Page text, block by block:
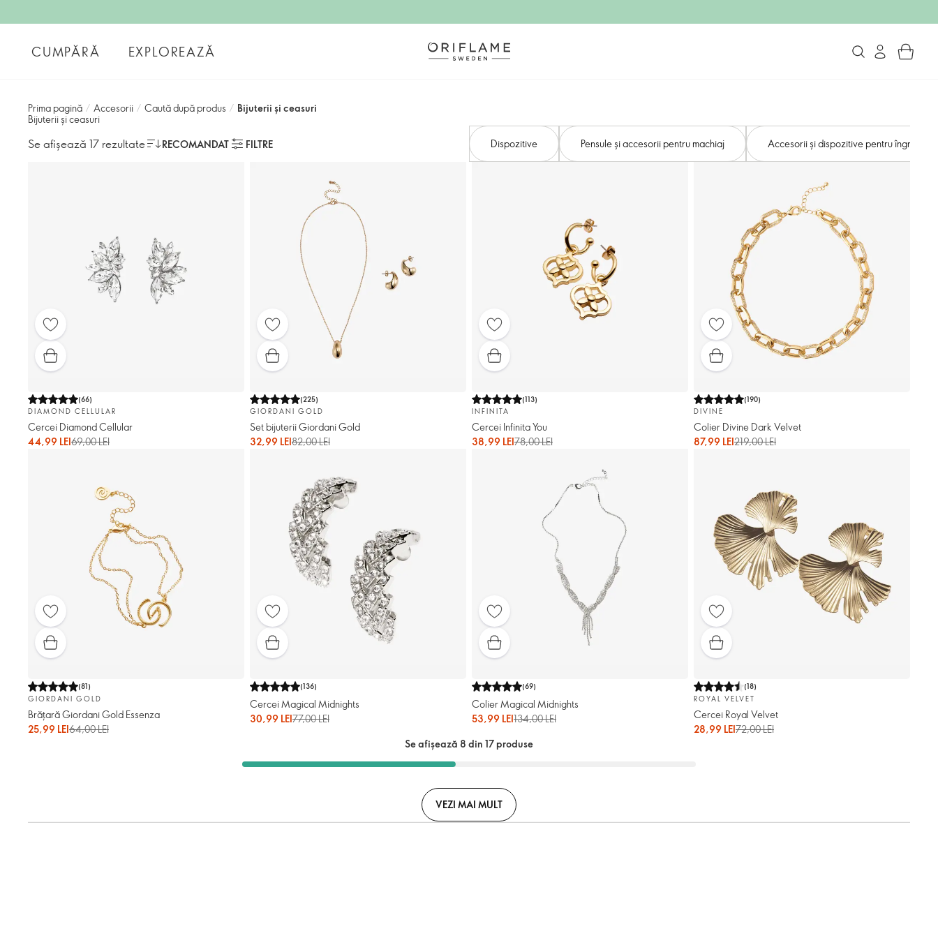
CUMPĂRĂ EXPLOREAZĂ
Prima pagină / Accesorii / Caută după produs / Bijuterii și ceasuri
Bijuterii și ceasuri
Se afișează 17 rezultate RECOMANDAT FILTRE Dispozitive Pensule și accesorii pentru machiaj Accesorii și dispozitive pentru îngrijirea
(66)
DIAMOND CELLULAR
Cercei Diamond Cellular
44,99 LEI69,00 LEI
(225)
GIORDANI GOLD
Set bijuterii Giordani Gold
32,99 LEI82,00 LEI
(113)
INFINITA
Cercei Infinita You
38,99 LEI78,00 LEI
(190)
DIVINE
Colier Divine Dark Velvet
87,99 LEI219,00 LEI
(81)
GIORDANI GOLD
Brățară Giordani Gold Essenza
25,99 LEI64,00 LEI
(136)
Cercei Magical Midnights
30,99 LEI77,00 LEI
(69)
Colier Magical Midnights
53,99 LEI134,00 LEI
(18)
ROYAL VELVET
Cercei Royal Velvet
28,99 LEI72,00 LEI
Se afișează 8 din 17 produse
VEZI MAI MULT